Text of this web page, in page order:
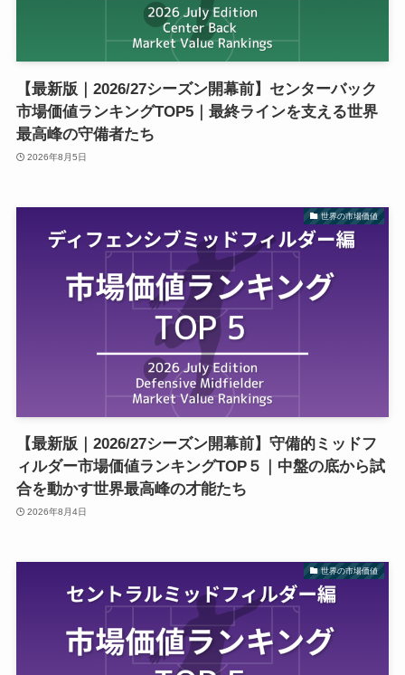
【最新版｜2026/27シーズン開幕前】センターバック
市場価値ランキングTOP5｜最終ラインを支える世界
最高峰の守備者たち
2026年8月5日
世界の市場価値
【最新版｜2026/27シーズン開幕前】守備的ミッドフ
ィルダー市場価値ランキングTOP５｜中盤の底から試
合を動かす世界最高峰の才能たち
2026年8月4日
世界の市場価値